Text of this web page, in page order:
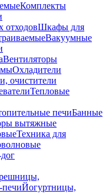
Комплекты
отходовШкафы для
Вакуумные
Вентиляторы
Охладители
очистители
Тепловые
печиБанные
вытяжные
Техника для
Йогуртницы,